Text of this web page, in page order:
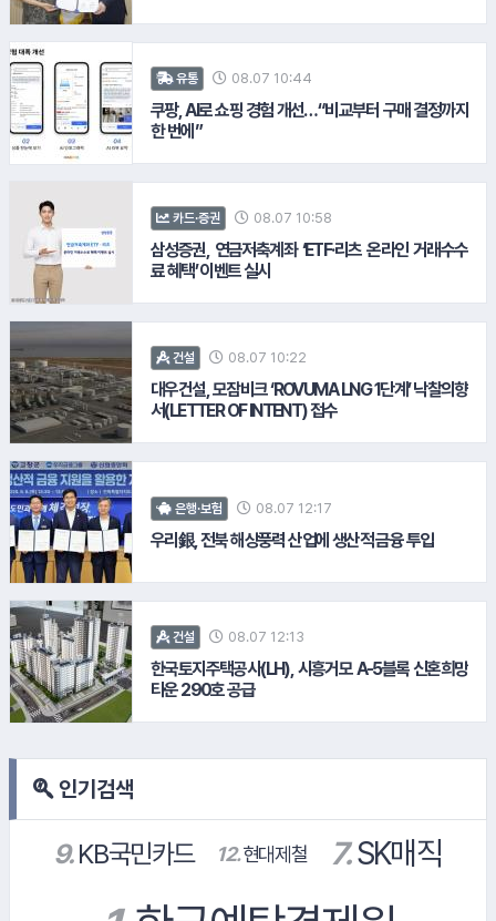
유통 08.07 10:44
쿠팡, AI로 쇼핑 경험 개선…“비교부터 구매 결정까지
한 번에”
카드·증권 08.07 10:58
삼성증권, 연금저축계좌 ‘ETF·리츠 온라인 거래수수
료 혜택’ 이벤트 실시
건설 08.07 10:22
대우건설, 모잠비크 ‘ROVUMA LNG 1단계’ 낙찰의향
서(LETTER OF INTENT) 접수
은행·보험 08.07 12:17
우리銀, 전북 해상풍력 산업에 생산적 금융 투입
건설 08.07 12:13
한국토지주택공사(LH), 시흥거모 A-5블록 신혼희망
타운 290호 공급
인기검색
12.현대제철
13.한화오션
#LH공사
#SPC그룹
#컴투스
#풀무원
#한국마사회
#우리은행
#NH농협은행